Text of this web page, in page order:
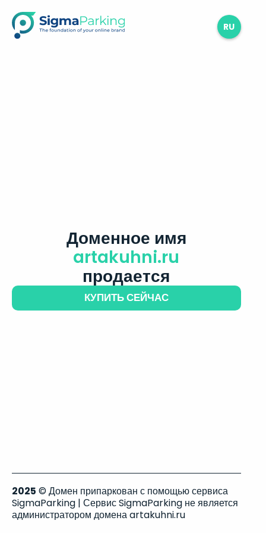
RU
Доменное имя
artakuhni.ru
продается
КУПИТЬ СЕЙЧАС
2025 © Домен припаркован с помощью сервиса
SigmaParking | Сервис SigmaParking не является
администратором домена artakuhni.ru